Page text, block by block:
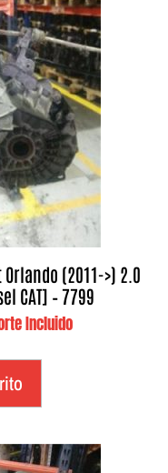
(2011->) 2.0
CAT] – 7799
Incluido